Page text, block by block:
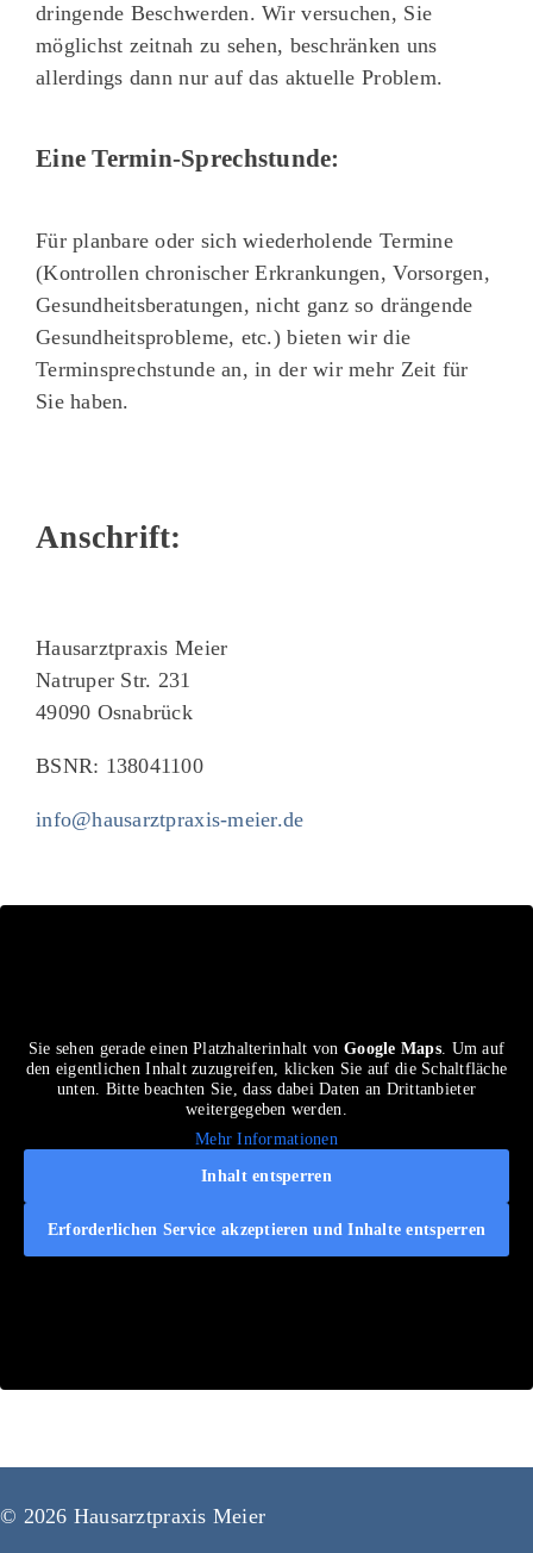
dringende Beschwerden. Wir versuchen, Sie
möglichst zeitnah zu sehen, beschränken uns
allerdings dann nur auf das aktuelle Problem.
Eine Termin-Sprechstunde:
Für planbare oder sich wiederholende Termine
(Kontrollen chronischer Erkrankungen, Vorsorgen,
Gesundheitsberatungen, nicht ganz so drängende
Gesundheitsprobleme, etc.) bieten wir die
Terminsprechstunde an, in der wir mehr Zeit für
Sie haben.
Anschrift:
Hausarztpraxis Meier
Natruper Str. 231
49090 Osnabrück
BSNR: 138041100
info@hausarztpraxis-meier.de
Sie sehen gerade einen Platzhalterinhalt von Google Maps. Um auf
den eigentlichen Inhalt zuzugreifen, klicken Sie auf die Schaltfläche
unten. Bitte beachten Sie, dass dabei Daten an Drittanbieter
weitergegeben werden.
Mehr Informationen
Inhalt entsperren
Erforderlichen Service akzeptieren und Inhalte entsperren
© 2026 Hausarztpraxis Meier